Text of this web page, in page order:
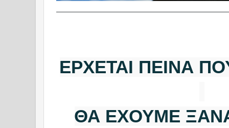
ΕΡΧΕΤΑΙ ΠΕΙΝΑ
ΘΑ ΕΧΟΥΜΕ